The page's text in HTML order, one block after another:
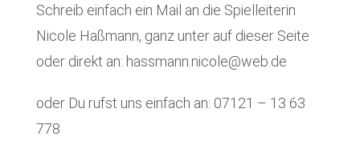
Schreib einfach ein Mail an die Spielleiterin
Nicole Haßmann, ganz unter auf dieser Seite
oder direkt an: hassmann.nicole@web.de
oder Du rufst uns einfach an: 07121 – 13 63
778